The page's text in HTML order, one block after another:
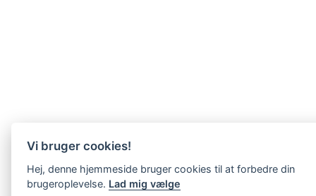
Vi bruger cookies!
Hej, denne hjemmeside bruger cookies til at forbedre din
brugeroplevelse. Lad mig vælge